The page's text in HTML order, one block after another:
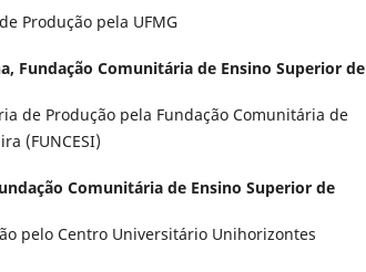
Produção pela UFMG
Fundação Comunitária de Ensino Superior de
de Produção pela Fundação Comunitária de
(FUNCESI)
Comunitária de Ensino Superior de
pelo Centro Universitário Unihorizontes